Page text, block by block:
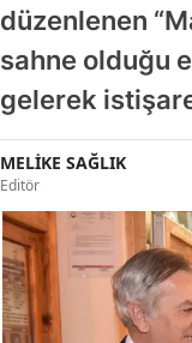
düzenlenen
sahne olduğu
gelerek
MELİKE SAĞLIK
Editör